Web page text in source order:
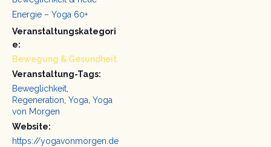
Energie – Yoga 60+
Veranstaltungskategori
e:
Bewegung & Gesundheit
Veranstaltung-Tags:
Beweglichkeit,
Regeneration, Yoga, Yoga
von Morgen
Website:
https://yogavonmorgen.de